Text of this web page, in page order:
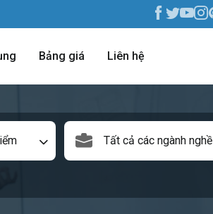
Bảng giá Liên hệ
Tất cả các ngành nghề